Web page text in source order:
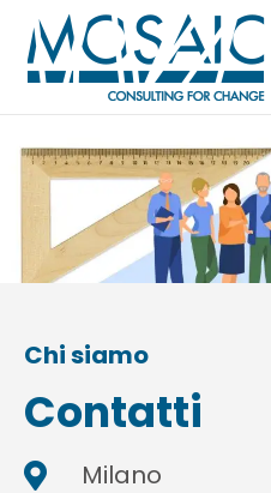
Chi siamo
Contatti
Milano